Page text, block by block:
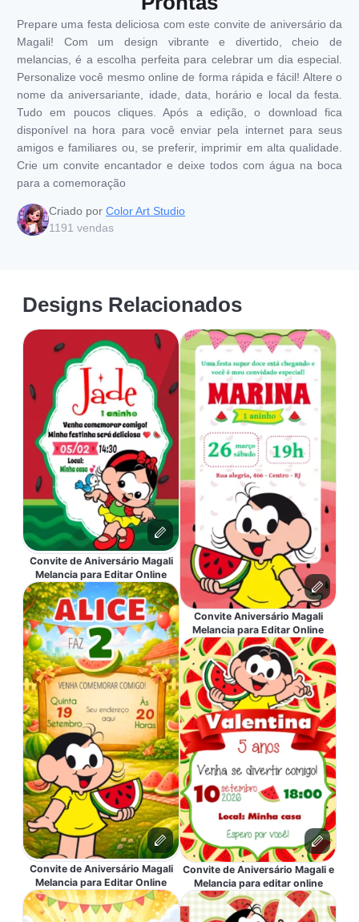
Prepare uma festa deliciosa com este convite de aniversário da
Magali! Com um design vibrante e divertido, cheio de
melancias, é a escolha perfeita para celebrar um dia especial.
Personalize você mesmo online de forma rápida e fácil! Altere o
nome da aniversariante, idade, data, horário e local da festa.
Tudo em poucos cliques. Após a edição, o download fica
disponível na hora para você enviar pela internet para seus
amigos e familiares ou, se preferir, imprimir em alta qualidade.
Crie um convite encantador e deixe todos com água na boca
para a comemoração
Criado por Color Art Studio
1191 vendas
Designs Relacionados
Convite de Aniversário Magali
Melancia para Editar Online
Convite de Aniversário Magali
Melancia para Editar Online
Convite Aniversário Magali
Melancia para Editar Online
Convite de Aniversário Magali e
Melancia para editar online